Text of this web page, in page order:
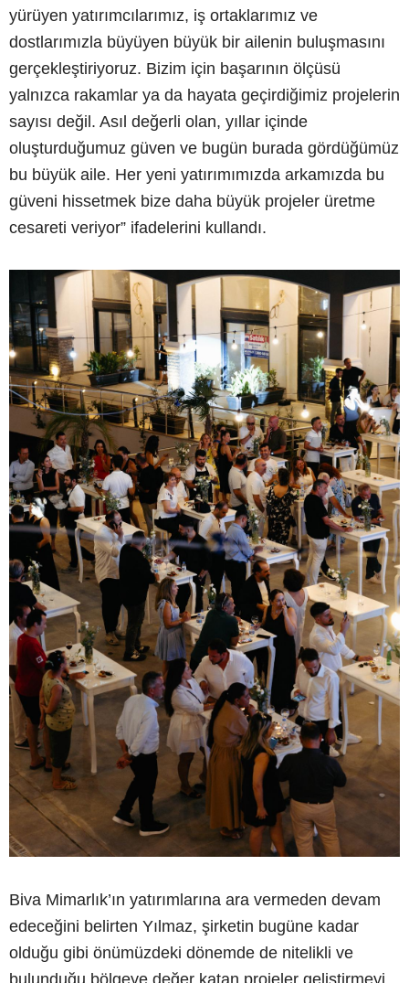
yürüyen yatırımcılarımız, iş ortaklarımız ve
dostlarımızla büyüyen büyük bir ailenin buluşmasını
gerçekleştiriyoruz. Bizim için başarının ölçüsü
yalnızca rakamlar ya da hayata geçirdiğimiz projelerin
sayısı değil. Asıl değerli olan, yıllar içinde
oluşturduğumuz güven ve bugün burada gördüğümüz
bu büyük aile. Her yeni yatırımımızda arkamızda bu
güveni hissetmek bize daha büyük projeler üretme
cesareti veriyor” ifadelerini kullandı.
Biva Mimarlık’ın yatırımlarına ara vermeden devam
edeceğini belirten Yılmaz, şirketin bugüne kadar
olduğu gibi önümüzdeki dönemde de nitelikli ve